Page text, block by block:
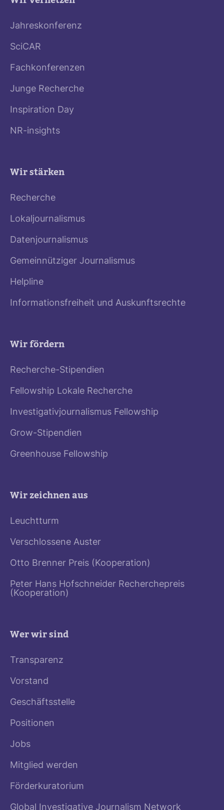
Jahreskonferenz
SciCAR
Fachkonferenzen
Junge Recherche
Inspiration Day
NR-insights
Wir stärken
Recherche
Lokaljournalismus
Datenjournalismus
Gemeinnütziger Journalismus
Helpline
Informationsfreiheit und Auskunftsrechte
Wir fördern
Recherche-Stipendien
Fellowship Lokale Recherche
Investigativjournalismus Fellowship
Grow-Stipendien
Greenhouse Fellowship
Wir zeichnen aus
Leuchtturm
Verschlossene Auster
Otto Brenner Preis (Kooperation)
Peter Hans Hofschneider Recherchepreis
(Kooperation)
Wer wir sind
Transparenz
Vorstand
Geschäftsstelle
Positionen
Jobs
Mitglied werden
Förderkuratorium
Global Investigative Journalism Network